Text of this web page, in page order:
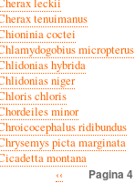
tenuimanus
coctei
micropterus
hybrida
niger
chloris
minor
ridibundus
picta marginata
montana
Vorige
‹‹ Pagina 4